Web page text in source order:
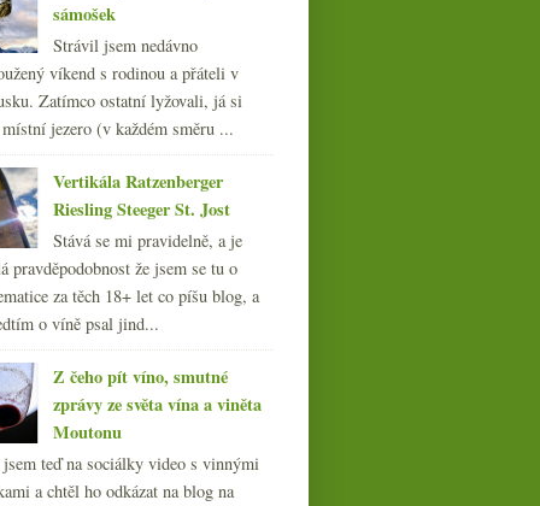
sámošek
Strávil jsem nedávno
víkend s rodinou a přáteli v
Zatímco ostatní lyžovali, já si
jezero (v každém směru ...
Vertikála Ratzenberger
Riesling Steeger St. Jost
Stává se mi pravidelně, a je
pravděpodobnost že jsem se tu o
za těch 18+ let co píšu blog, a
o víně psal jind...
Z čeho pít víno, smutné
zprávy ze světa vína a viněta
Moutonu
teď na sociálky video s vinnými
a chtěl ho odkázat na blog na